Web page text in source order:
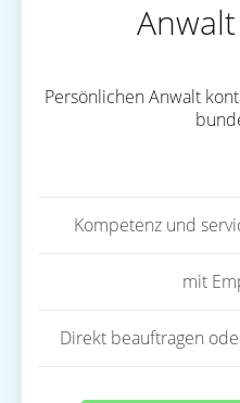
Persönlichen Anwalt
Kompetenz und
mit
Direkt beauftragen